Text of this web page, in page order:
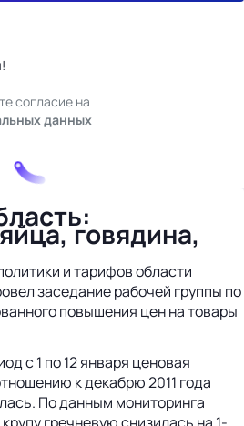
согласие на
данных
говядина,
и тарифов области
заседание рабочей группы по
повышения цен на товары
с 1 по 12 января ценовая
к декабрю 2011 года
По данным мониторинга
гречневую снизилась на 1-